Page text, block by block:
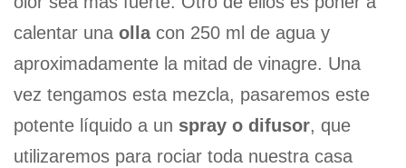
calentar una ollacon 250 ml de agua y
aproximadamente la mitad de vinagre. Una
vez tengamos esta mezcla, pasaremos este
potente líquido a un spray o difusor, que
utilizaremos para rociar toda nuestra casa